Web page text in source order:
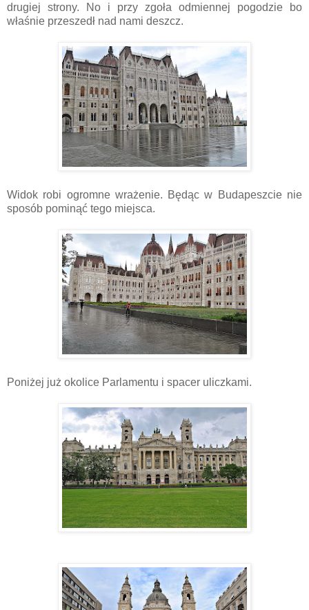
drugiej strony. No i przy zgoła odmiennej pogodzie bo
właśnie przeszedł nad nami deszcz.
Widok robi ogromne wrażenie. Będąc w Budapeszcie nie
sposób pominąć tego miejsca.
Poniżej już okolice Parlamentu i spacer uliczkami.